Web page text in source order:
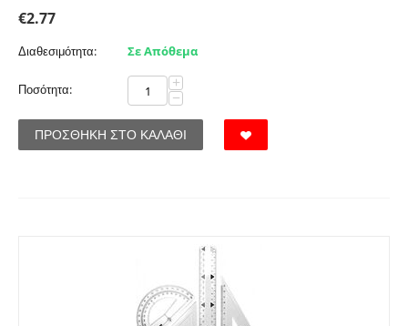
€2.77
Διαθεσιμότητα: Σε Απόθεμα
Ποσότητα: +
−
ΠΡΟΣΘΉΚΗ ΣΤΟ ΚΑΛΆΘΙ